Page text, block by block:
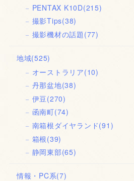
PENTAX K10D(215)
撮影Tips(38)
撮影機材の話題(77)
地域(525)
オーストラリア(10)
丹那盆地(38)
伊豆(270)
函南町(74)
南箱根ダイヤランド(91)
箱根(39)
静岡東部(65)
情報・PC系(7)